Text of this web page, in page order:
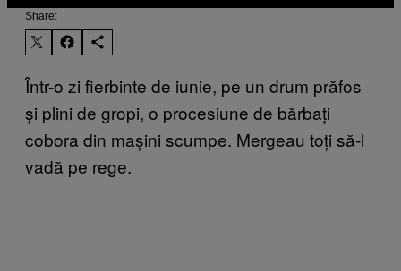
Share:
Într-o zi fierbinte de iunie, pe un drum prăfos
și plini de gropi, o procesiune de bărbați
cobora din mașini scumpe. Mergeau toți să-l
vadă pe rege.